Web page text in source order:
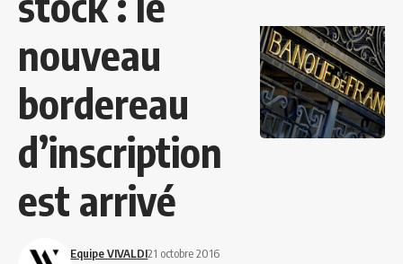
nouveau
bordereau
d’inscription
est arrivé
Equipe VIVALDI21 octobre 2016